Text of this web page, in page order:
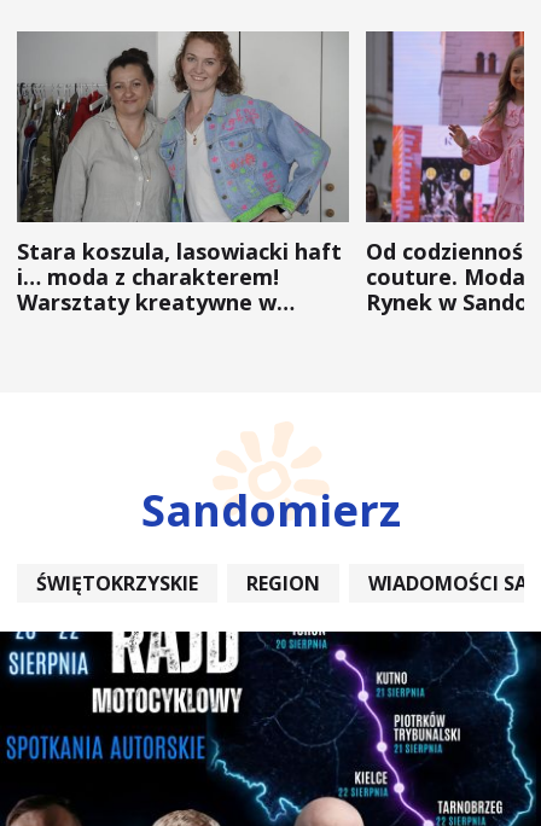
Stara koszula, lasowiacki haft
i… moda z charakterem!
Warsztaty kreatywne w
Od
couture. Moda
Rynek w
Sandomierz
ŚWIĘTOKRZYSKIE REGION WIADOMOŚCI